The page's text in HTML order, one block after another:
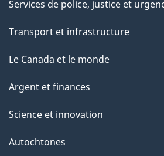
Services de police, justice et
Transport et infrastructure
Le Canada et le monde
Argent et finances
Science et innovation
Autochtones